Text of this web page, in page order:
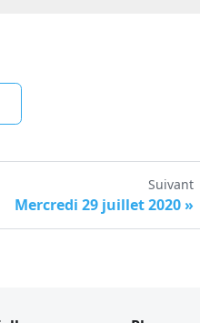
Suivant
Mercredi 29 juillet 2020 »